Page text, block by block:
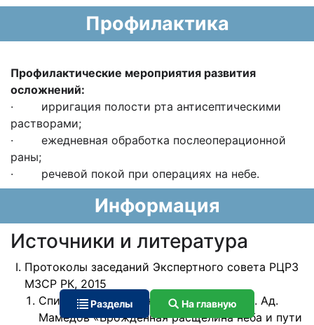
Профилактика
Профилактические мероприятия развития
осложнений:
· ирригация полости рта антисептическими
растворами;
· ежедневная обработка послеоперационной
раны;
· речевой покой при операциях на небе.
Информация
Источники и литература
Протоколы заседаний Экспертного совета РЦРЗ
МЗСР РК, 2015
Список использованной литературы: 1. Ад.
Мамедов «Врожденная расщелина неба и пути
Разделы На главную